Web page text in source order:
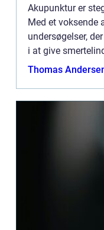
Akupunktur er
Med et voksende
undersøgelser,
i at give
Thomas